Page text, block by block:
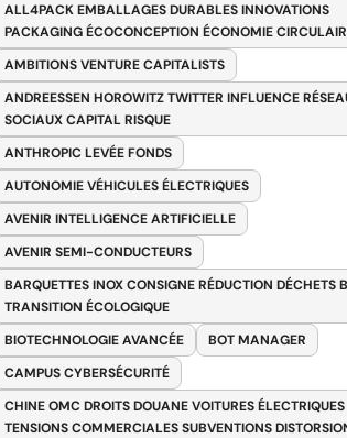
ALL4PACK EMBALLAGES DURABLES INNOVATIONS
PACKAGING ÉCOCONCEPTION ÉCONOMIE
AMBITIONS VENTURE CAPITALISTS
ANDREESSEN HOROWITZ TWITTER INFLUENCE
SOCIAUX CAPITAL RISQUE
ANTHROPIC LEVÉE FONDS
AUTONOMIE VÉHICULES ÉLECTRIQUES
AVENIR INTELLIGENCE ARTIFICIELLE
AVENIR SEMI-CONDUCTEURS
BARQUETTES INOX CONSIGNE RÉDUCTION DÉCHETS
TRANSITION ÉCOLOGIQUE
BIOTECHNOLOGIE AVANCÉE
BOT MANAGER
CAMPUS CYBERSÉCURITÉ
CHINE OMC DROITS DOUANE VOITURES ÉLECTRIQUES
TENSIONS COMMERCIALES SUBVENTIONS